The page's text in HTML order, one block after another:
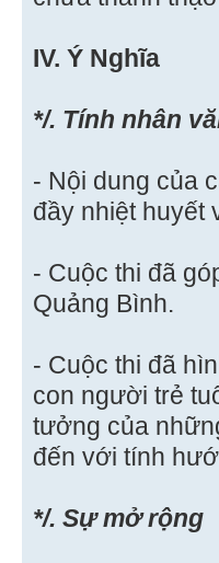
IV. Ý Nghĩa
*/. Tính nhân
- Nội dung của
đầy nhiệt huyết
- Cuộc thi đã
Quảng Bình.
- Cuộc thi đã
con người trẻ
tưởng của
đến với tính
*/. Sự mở rộng